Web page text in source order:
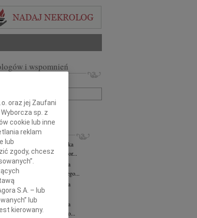
i wspomnień
zaawansowane
cała Polska
żegnamy Panią Profesor...
06.08.2026
cała Polska
Morozowskiego Wybitnego...
cała Polska
żegnamy Andrzeja...
06.08.2026
cała Polska
przyjęliśmy wiadomość o...
oraz jej Zaufani
sp. z
cookie lub inne
reklam
lub
zgody, chcesz
S.A. – lub
lub
kierowany.